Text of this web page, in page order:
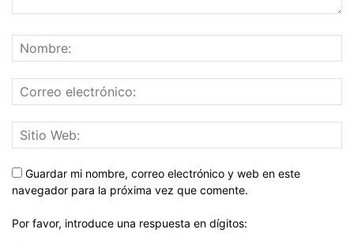
Guardar mi nombre, correo electrónico y web en este
navegador para la próxima vez que comente.
Por favor, introduce una respuesta en dígitos: